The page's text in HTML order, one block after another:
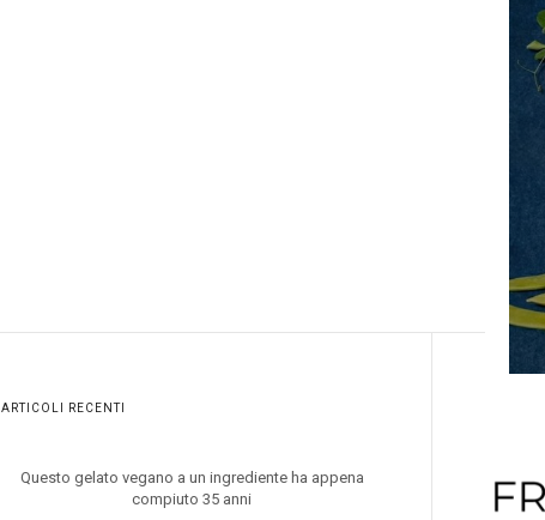
ARTICOLI RECENTI
Questo gelato vegano a un ingrediente ha appena
compiuto 35 anni